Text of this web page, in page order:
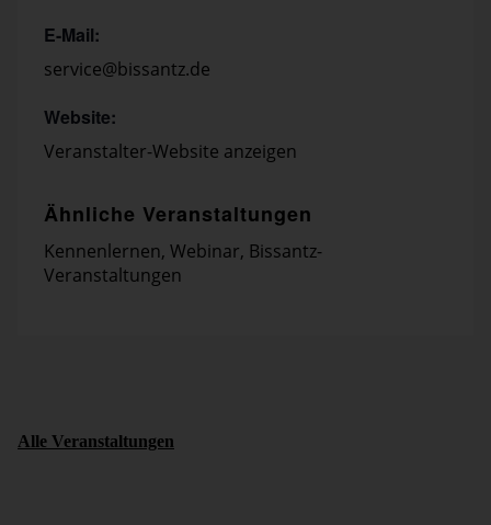
E-Mail:
service@bissantz.de
Website:
Veranstalter-Website anzeigen
Ähnliche Veranstaltungen
Kennenlernen, Webinar, Bissantz-
Veranstaltungen
Alle Veranstaltungen